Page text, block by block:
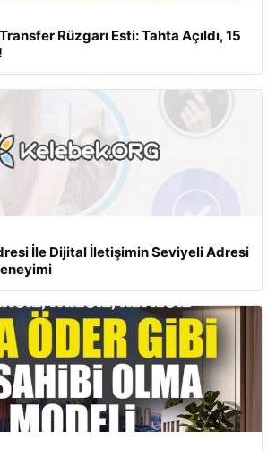
Rüzgarı Esti: Tahta Açıldı, 15
İle Dijital İletişimin Seviyeli Adresi